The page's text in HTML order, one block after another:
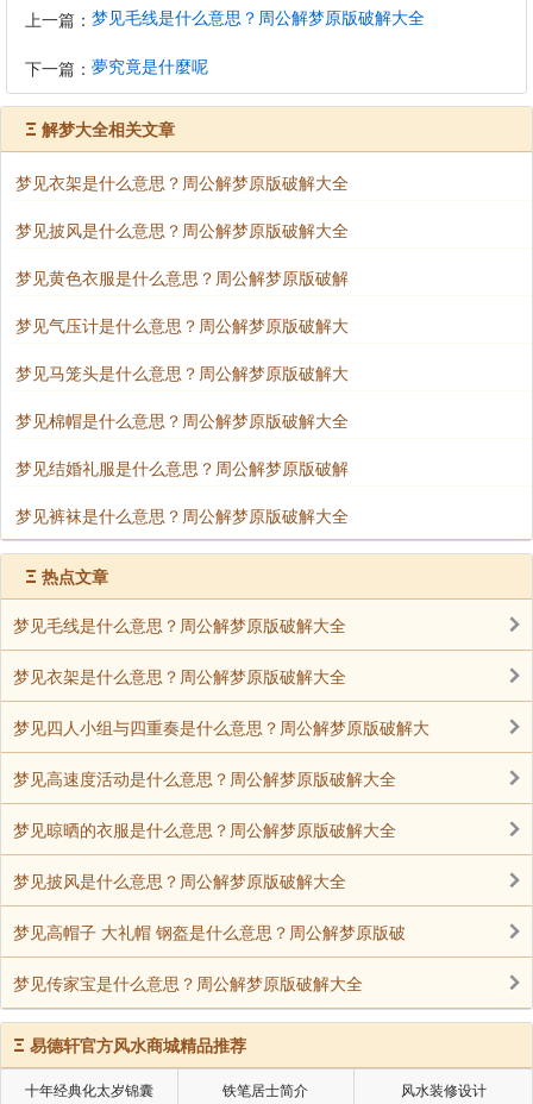
上一篇： 梦见毛线是什么意思？周公解梦原版破解大全
下一篇： 夢究竟是什麼呢
Ξ 解梦大全相关文章
梦见衣架是什么意思？周公解梦原版破解大全
梦见披风是什么意思？周公解梦原版破解大全
梦见黄色衣服是什么意思？周公解梦原版破解
梦见气压计是什么意思？周公解梦原版破解大
梦见马笼头是什么意思？周公解梦原版破解大
梦见棉帽是什么意思？周公解梦原版破解大全
梦见结婚礼服是什么意思？周公解梦原版破解
梦见裤袜是什么意思？周公解梦原版破解大全
Ξ 热点文章
梦见毛线是什么意思？周公解梦原版破解大全
梦见衣架是什么意思？周公解梦原版破解大全
梦见四人小组与四重奏是什么意思？周公解梦原版破解大
梦见高速度活动是什么意思？周公解梦原版破解大全
梦见晾晒的衣服是什么意思？周公解梦原版破解大全
梦见披风是什么意思？周公解梦原版破解大全
梦见高帽子 大礼帽 钢盔是什么意思？周公解梦原版破
梦见传家宝是什么意思？周公解梦原版破解大全
Ξ 易德轩官方风水商城精品推荐
十年经典化太岁锦囊 铁笔居士简介 风水装修设计